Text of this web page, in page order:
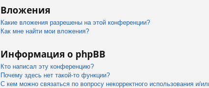
Вложения
Какие вложения разрешены на этой конференции?
Как мне найти мои вложения?
Информация о phpBB
Кто написал эту конференцию?
Почему здесь нет такой-то функции?
С кем можно связаться по вопросу некорректного использования и/